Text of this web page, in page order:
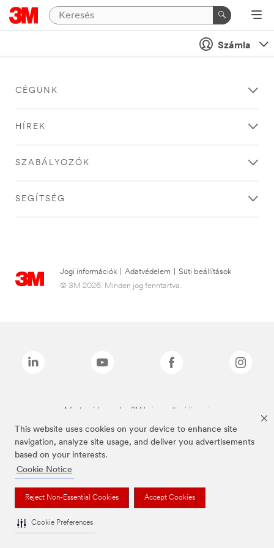
This website uses cookies on your device to enhance site
navigation, analyze site usage, and deliver you advertisements
based on your interests.
Cookie Notice
Reject Non-Essential Cookies Accept Cookies
Cookie Preferences
Számla
CÉGÜNK
HÍREK
SZABÁLYOZÓK
SEGÍTSÉG
Jogi információk Adatvédelem
Süti beállítások
© 3M 2026. Minden jog fenntartva.
A fenti márkanevek a 3M bejegyzett védjegyei.